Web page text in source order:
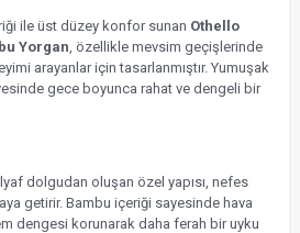
ile üst düzey konfor sunan Othello
Yorgan , özellikle mevsim geçişlerinde
arayanlar için tasarlanmıştır. Yumuşak
gece boyunca rahat ve dengeli bir
dolgudan oluşan özel yapısı, nefes
getirir. Bambu içeriği sayesinde hava
dengesi korunarak daha ferah bir uyku